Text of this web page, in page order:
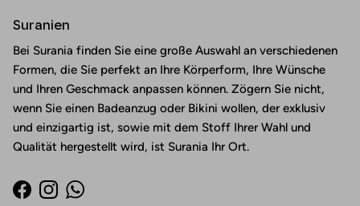
Suranien
Bei Surania finden Sie eine große Auswahl an verschiedenen
Formen, die Sie perfekt an Ihre Körperform, Ihre Wünsche
und Ihren Geschmack anpassen können. Zögern Sie nicht,
wenn Sie einen Badeanzug oder Bikini wollen, der exklusiv
und einzigartig ist, sowie mit dem Stoff Ihrer Wahl und
Qualität hergestellt wird, ist Surania Ihr Ort.
Facebook
InstagramWhatsApp